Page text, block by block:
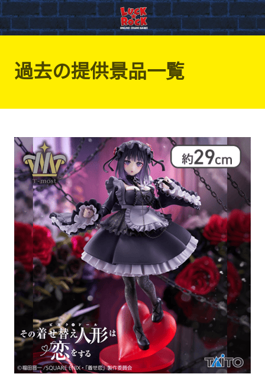
過去の提供景品一覧